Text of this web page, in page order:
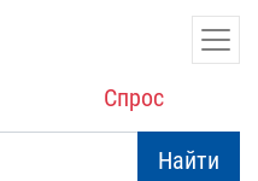
Спрос
Найти